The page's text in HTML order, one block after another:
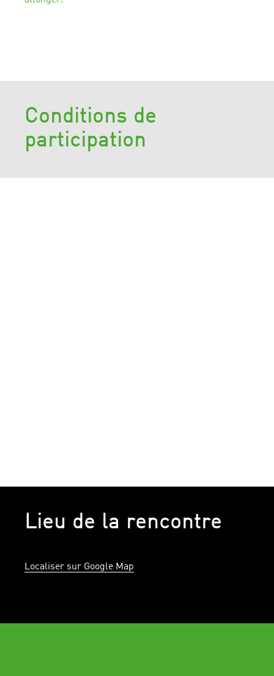
Conditions de
participation
Lieu de la rencontre
Localiser sur Google Map